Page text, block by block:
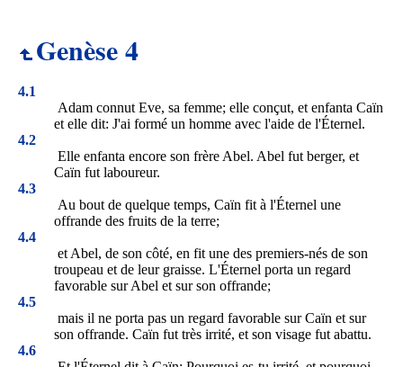
Genèse 4
4.1
Adam connut Eve, sa femme; elle conçut, et enfanta Caïn
et elle dit: J'ai formé un homme avec l'aide de l'Éternel.
4.2
Elle enfanta encore son frère Abel. Abel fut berger, et
Caïn fut laboureur.
4.3
Au bout de quelque temps, Caïn fit à l'Éternel une
offrande des fruits de la terre;
4.4
et Abel, de son côté, en fit une des premiers-nés de son
troupeau et de leur graisse. L'Éternel porta un regard
favorable sur Abel et sur son offrande;
4.5
mais il ne porta pas un regard favorable sur Caïn et sur
son offrande. Caïn fut très irrité, et son visage fut abattu.
4.6